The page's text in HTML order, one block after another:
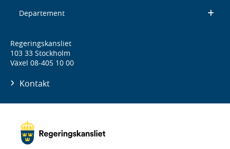
Departement
Regeringskansliet
103 33 Stockholm
Växel 08-405 10 00
Kontakt